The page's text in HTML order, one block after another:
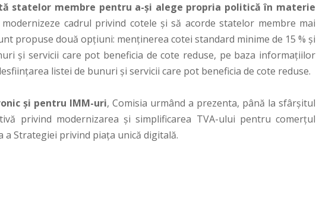
statelor membre pentru a-și alege propria politică în materie
cadrul privind cotele și să acorde statelor membre mai
propuse două opțiuni: menținerea cotei standard minime de 15 % și
și servicii care pot beneficia de cote reduse, pe baza informațiilor
listei de bunuri și servicii care pot beneficia de cote reduse.
și pentru IMM-uri, Comisia urmând a prezenta, până la sfârșitul
privind modernizarea și simplificarea TVA-ului pentru comerțul
Strategiei privind piața unică digitală.